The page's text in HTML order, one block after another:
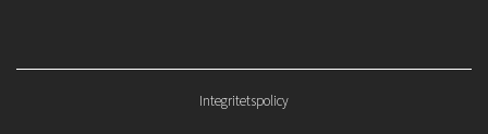
Integritetspolicy